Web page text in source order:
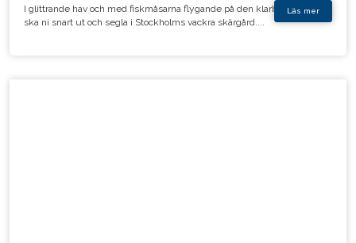
I glittrande hav och med fiskmåsarna flygande på den klarblå himlen
ska ni snart ut och segla i Stockholms vackra skärgård....
Läs mer